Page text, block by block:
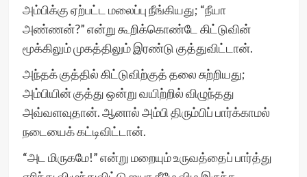
அம்பிக்கு ஏற்பட்ட மலைப்பு நீங்கியது; “நீயா
அண்ணன்?” என்று கூறிக்கொண்டே கிட்டுவின்
மூக்கிலும் முகத்திலும் இரண்டு குத்துவிட்டான்.
அந்தக் குத்தில் கிட்டுவிற்குத் தலை சுற்றியது;
அம்பியின் குத்து ஒன்று வயிற்றில் விழுந்தது
அவ்வளவுதான். ஆனால் அம்பி திரும்பிப் பார்க்காமல்
நடையைக் கட்டிவிட்டான்.
“அட மிருகமே!” என்று மறையும் உருவத்தைப் பார்த்து